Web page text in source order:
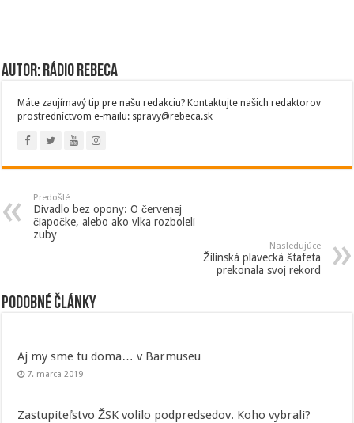
Autor: Rádio Rebeca
Máte zaujímavý tip pre našu redakciu? Kontaktujte našich redaktorov
prostredníctvom e-mailu: spravy@rebeca.sk
Predošlé
Divadlo bez opony: O červenej
čiapočke, alebo ako vlka rozboleli
zuby
Nasledujúce
Žilinská plavecká štafeta
prekonala svoj rekord
Podobné články
Aj my sme tu doma… v Barmuseu
7. marca 2019
Zastupiteľstvo ŽSK volilo podpredsedov. Koho vybrali?